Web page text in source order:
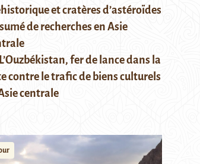
et cratères d’astéroïdes
de recherches en Asie
L’Ouzbékistan, fer de lance dans la
contre le trafic de biens culturels
centrale